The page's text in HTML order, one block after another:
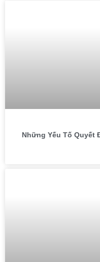
Những Yếu Tố Quyết